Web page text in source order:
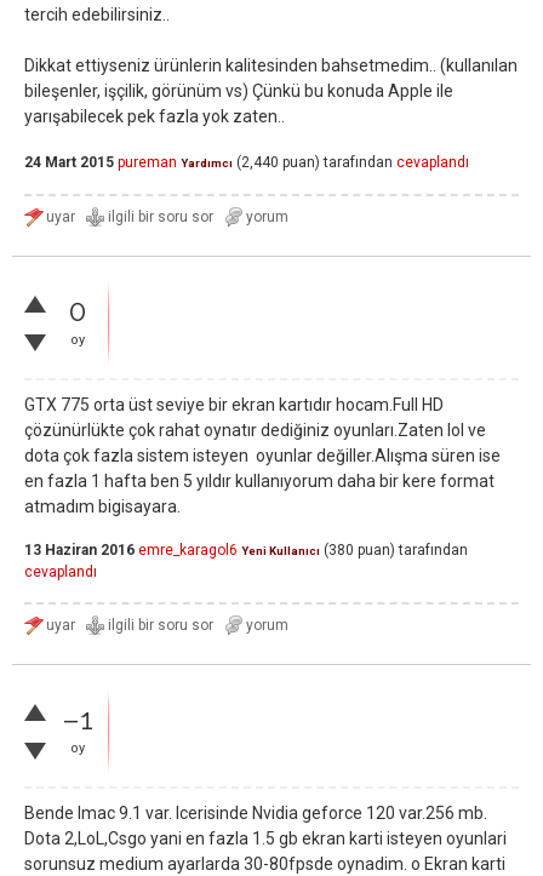
tercih edebilirsiniz..
Dikkat ettiyseniz ürünlerin kalitesinden bahsetmedim.. (kullanılan
bileşenler, işçilik, görünüm vs) Çünkü bu konuda Apple ile
yarışabilecek pek fazla yok zaten..
24 Mart 2015 pureman Yardımcı (2,440 puan) tarafından cevaplandı
0
oy
GTX 775 orta üst seviye bir ekran kartıdır hocam.Full HD
çözünürlükte çok rahat oynatır dediğiniz oyunları.Zaten lol ve
dota çok fazla sistem isteyen oyunlar değiller.Alışma süren ise
en fazla 1 hafta ben 5 yıldır kullanıyorum daha bir kere format
atmadım bigisayara.
13 Haziran 2016 emre_karagol6 Yeni Kullanıcı (380 puan) tarafından
cevaplandı
–1
oy
Bende Imac 9.1 var. Icerisinde Nvidia geforce 120 var.256 mb.
Dota 2,LoL,Csgo yani en fazla 1.5 gb ekran karti isteyen oyunlari
sorunsuz medium ayarlarda 30-80fpsde oynadim. o Ekran karti